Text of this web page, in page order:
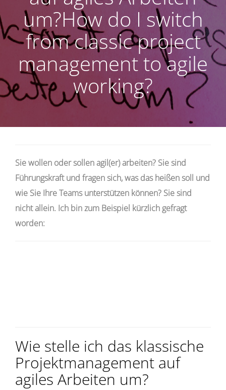
um?How do I switch
from classic project
management to agile
working?
Sie wollen oder sollen agil(er) arbeiten? Sie sind
Führungskraft und fragen sich, was das heißen soll und
wie Sie Ihre Teams unterstützen können? Sie sind
nicht allein. Ich bin zum Beispiel kürzlich gefragt
worden:
Wie stelle ich das klassische
Projektmanagement auf
agiles Arbeiten um?